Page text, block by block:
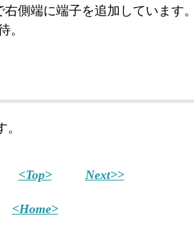
側端に端子を追加しています
。
<Top>
<Home>
Next>>